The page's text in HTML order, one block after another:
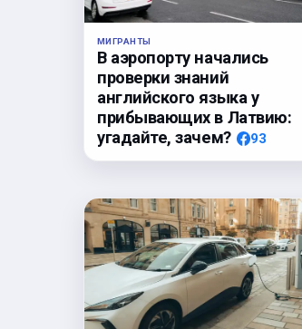
МИГРАНТЫ
В аэропорту начались
проверки знаний
английского языка у
прибывающих в Латвию:
угадайте, зачем?
93